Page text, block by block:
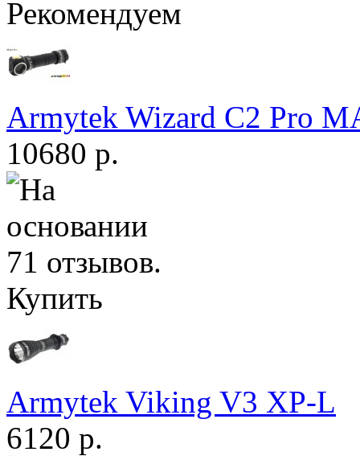
Рекомендуем
Armytek Wizard С2 Pro
10680 р.
Купить
Armytek Viking V3 XP-L
6120 р.